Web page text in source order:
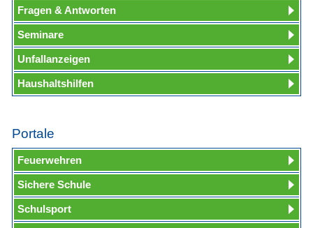
Fragen & Antworten
Seminare
Unfallanzeigen
Haushaltshilfen
Portale
Feuerwehren
Sichere Schule
Schulsport